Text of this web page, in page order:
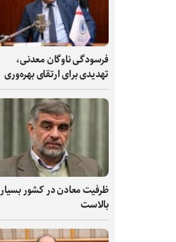
فرسودگی ناوگان معدنی،
تهدیدی برای ارتقای بهره‌وری
ظرفیت‌ معادن در کشور بسیار
بالاست